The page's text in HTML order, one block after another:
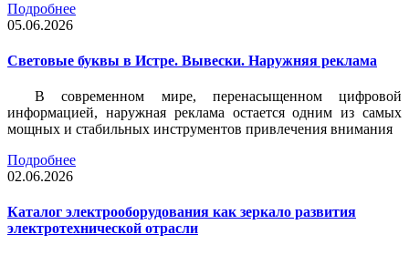
Подробнее
05.06.2026
Световые буквы в Истре. Вывески. Наружняя реклама
В современном мире, перенасыщенном цифровой
информацией, наружная реклама остается одним из самых
мощных и стабильных инструментов привлечения внимания
Подробнее
02.06.2026
Каталог электрооборудования как зеркало развития
электротехнической отрасли